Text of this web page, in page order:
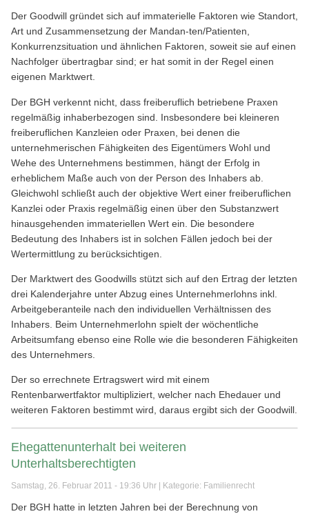
Der Goodwill gründet sich auf immaterielle Faktoren wie Standort,
Art und Zusammensetzung der Mandan-ten/Patienten,
Konkurrenzsituation und ähnlichen Faktoren, soweit sie auf einen
Nachfolger übertragbar sind; er hat somit in der Regel einen
eigenen Marktwert.
Der BGH verkennt nicht, dass freiberuflich betriebene Praxen
regelmäßig inhaberbezogen sind. Insbesondere bei kleineren
freiberuflichen Kanzleien oder Praxen, bei denen die
unternehmerischen Fähigkeiten des Eigentümers Wohl und
Wehe des Unternehmens bestimmen, hängt der Erfolg in
erheblichem Maße auch von der Person des Inhabers ab.
Gleichwohl schließt auch der objektive Wert einer freiberuflichen
Kanzlei oder Praxis regelmäßig einen über den Substanzwert
hinausgehenden immateriellen Wert ein. Die besondere
Bedeutung des Inhabers ist in solchen Fällen jedoch bei der
Wertermittlung zu berücksichtigen.
Der Marktwert des Goodwills stützt sich auf den Ertrag der letzten
drei Kalenderjahre unter Abzug eines Unternehmerlohns inkl.
Arbeitgeberanteile nach den individuellen Verhältnissen des
Inhabers. Beim Unternehmerlohn spielt der wöchentliche
Arbeitsumfang ebenso eine Rolle wie die besonderen Fähigkeiten
des Unternehmers.
Der so errechnete Ertragswert wird mit einem
Rentenbarwertfaktor multipliziert, welcher nach Ehedauer und
weiteren Faktoren bestimmt wird, daraus ergibt sich der Goodwill.
Ehegattenunterhalt bei weiteren
Unterhaltsberechtigten
Samstag, 26. Februar 2011 - 19:36 Uhr | Kategorie: Familienrecht
Der BGH hatte in letzten Jahren bei der Berechnung von